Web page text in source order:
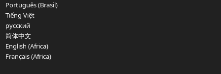
Português (Brasil)
Tiếng Việt
русский
简体中文
English (Africa)
Français (Africa)